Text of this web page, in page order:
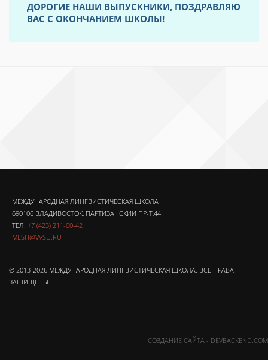
ДОРОГИЕ НАШИ ВЫПУСКНИКИ, ПОЗДРАВЛЯЮ
ВАС С ОКОНЧАНИЕМ ШКОЛЫ!
МЕЖДУНАРОДНАЯ ЛИНГВИСТИЧЕСКАЯ ШКОЛА
690106 ВЛАДИВОСТОК, ПАРТИЗАНСКИЙ ПР-Т,44
ТЕЛ. +7 (423) 211-00-42
MLSH@VVSU.RU
© 2013-2026 МЕЖДУНАРОДНАЯ ЛИНГВИСТИЧЕСКАЯ ШКОЛА. ВСЕ ПРАВА
ЗАЩИЩЕНЫ.
СОЗДАНИЕ САЙТА - DEVBACKEND.COM